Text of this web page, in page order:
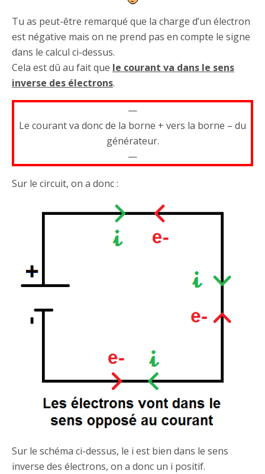
Tu as peut-être remarqué que la charge d’un électron
est négative mais on ne prend pas en compte le signe
dans le calcul ci-dessus.
Cela est dû au fait que le courant va dans le sens
inverse des électrons.
—
Le courant va donc de la borne + vers la borne – du
générateur.
—
Sur le circuit, on a donc :
Sur le schéma ci-dessus, le i est bien dans le sens
inverse des électrons, on a donc un i positif.